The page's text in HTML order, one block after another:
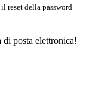
reset della password
posta elettronica!